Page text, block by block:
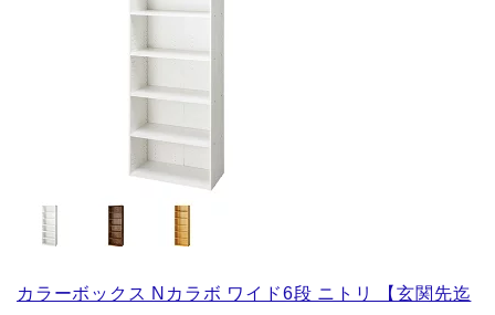
カラーボックス Nカラボ ワイド6段 ニトリ 【玄関先迄